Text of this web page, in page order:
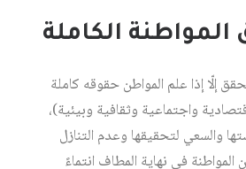
المواطنة الكاملة
إلّا إذا علم المواطن حقوقه كاملة
واجتماعية وثقافية وبيئية)،
والسعي لتحقيقها وعدم التنازل
المواطنة في نهاية المطاف انتماءً